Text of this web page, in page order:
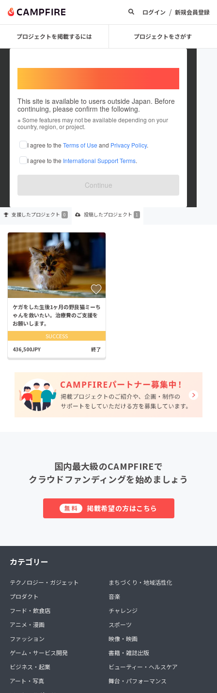
ログイン / 新規会員登録
プロジェクトを掲載するには プロジェクトをさがす
This site is available to users outside Japan. Before
continuing, please confirm the following.
※ Some features may not be available depending on your
country, region, or project.
I agree to the Terms of Use and Privacy Policy.
I agree to the International Support Terms.
Continue
Yoshikazu_Sugai
これまでに1件のプロジェクトを投稿しています
在住国：未設定
出身国：未設定
支援したプロジェクト 0 投稿したプロジェクト 1
ケガをした生後1ヶ月の野良猫ミーち
ゃんを救いたい。治療費のご支援を
お願いします。
SUCCESS
436,500JPY 終了
国内最大級のCAMPFIREで
クラウドファンディングを始めましょう
無料 掲載希望の方はこちら
カテゴリー
テクノロジー・ガジェット
プロダクト
フード・飲食店
アニメ・漫画
ファッション
ゲーム・サービス開発
ビジネス・起業
アート・写真
まちづくり・地域活性化
音楽
チャレンジ
スポーツ
映像・映画
書籍・雑誌出版
ビューティー・ヘルスケア
舞台・パフォーマンス